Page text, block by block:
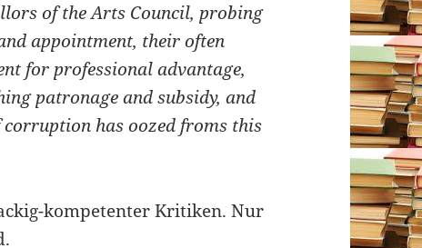
of the Arts Council, probing
appointment, their often
for professional advantage,
patronage and subsidy, and
has oozed froms this
kompetenter Kritiken. Nur